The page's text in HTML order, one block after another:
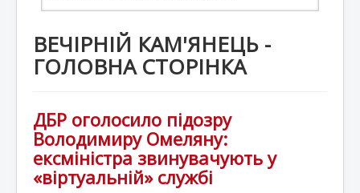
ВЕЧІРНІЙ КАМ'ЯНЕЦЬ -
ГОЛОВНА СТОРІНКА
ДБР оголосило підозру
Володимиру Омеляну:
ексміністра звинувачують у
«віртуальній» службі